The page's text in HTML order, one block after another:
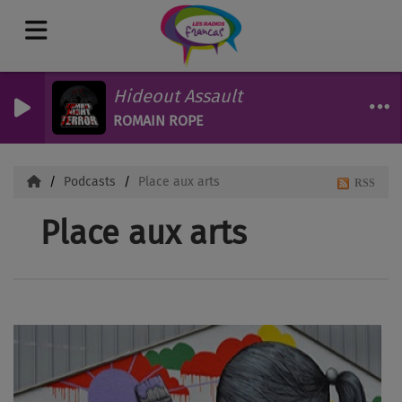
Hideout Assault
ROMAIN ROPE
Podcasts Place aux arts
Place aux arts
RSS